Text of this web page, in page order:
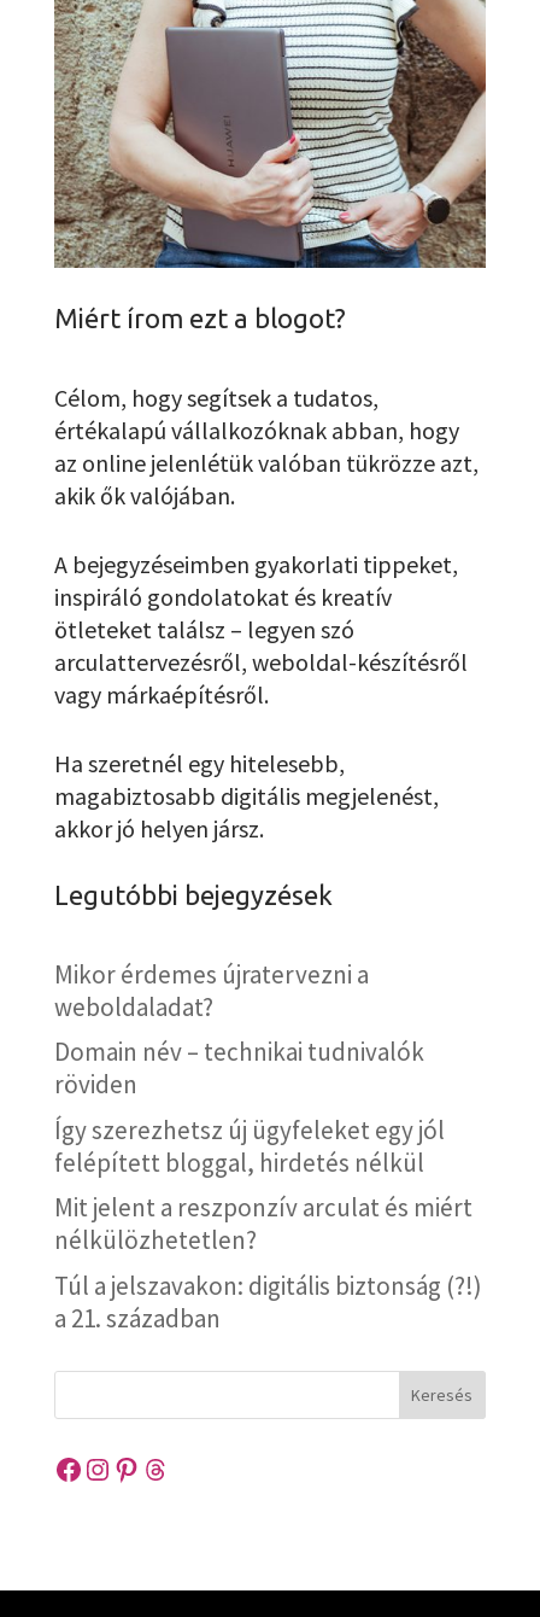
Miért írom ezt a blogot?
Célom, hogy segítsek a tudatos,
értékalapú vállalkozóknak abban, hogy
az online jelenlétük valóban tükrözze azt,
akik ők valójában.
A bejegyzéseimben gyakorlati tippeket,
inspiráló gondolatokat és kreatív
ötleteket találsz – legyen szó
arculattervezésről, weboldal-készítésről
vagy márkaépítésről.
Ha szeretnél egy hitelesebb,
magabiztosabb digitális megjelenést,
akkor jó helyen jársz.
Legutóbbi bejegyzések
Mikor érdemes újratervezni a
weboldaladat?
Domain név – technikai tudnivalók
röviden
Így szerezhetsz új ügyfeleket egy jól
felépített bloggal, hirdetés nélkül
Mit jelent a reszponzív arculat és miért
nélkülözhetetlen?
Túl a jelszavakon: digitális biztonság (?!)
a 21. században
Keresés
Facebook
Instagram
Pinterest
Threads